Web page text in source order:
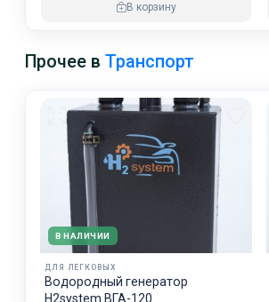
В корзину
Прочее вТранспорт
В НАЛИЧИИ
ДЛЯ ЛЕГКОВЫХ
Водородный генератор
H2system ВГА-120